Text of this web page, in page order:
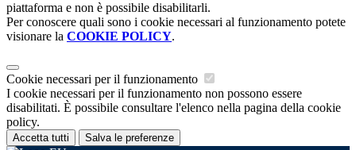
piattaforma e non è possibile disabilitarli.
Per conoscere quali sono i cookie necessari al funzionamento potete
visionare la COOKIE POLICY.
Cookie necessari per il funzionamento
I cookie necessari per il funzionamento non possono essere
disabilitati. È possibile consultare l'elenco nella pagina della cookie
policy.
Accetta tutti Salva le preferenze